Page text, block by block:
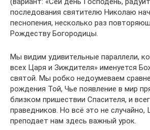
последования святителю Николаю
песнопения, несколько раз
Рождеству Богородицы.
Мы видим удивительные параллели,
всех Царя и Зиждителя» именуется
святой. Мы робко недоумеваем
рождения Той, Чье появление в мир
близком пришествии Спасителя, и
праведников. Но всё это не случайно,
преподает нам здесь важный урок.